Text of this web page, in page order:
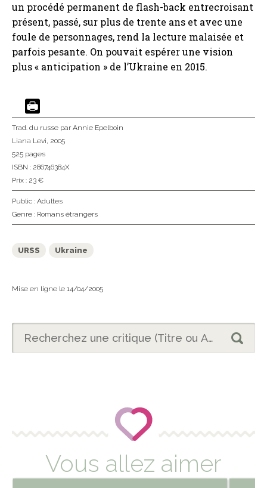
un procédé permanent de flash-back entrecroisant
présent, passé, sur plus de trente ans et avec une
foule de personnages, rend la lecture malaisée et
parfois pesante. On pouvait espérer une vision
plus « anticipation » de l’Ukraine en 2015.
Trad. du russe par Annie Epelboin
Liana Levi, 2005
525 pages
ISBN : 286746384X
Prix : 23 €
Public : Adultes
Genre : Romans étrangers
URSS Ukraine
Mise en ligne le 14/04/2005
Vous allez aimer